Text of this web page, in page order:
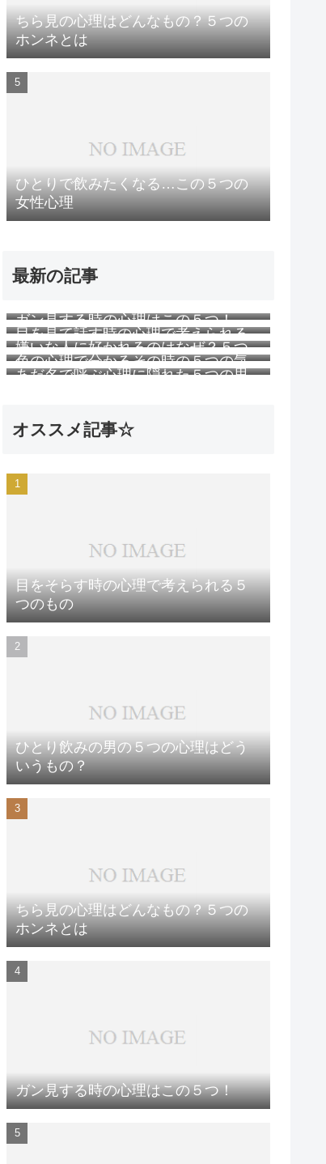
ちら見の心理はどんなもの？５つの
ホンネとは
ひとりで飲みたくなる…この５つの
女性心理
最新の記事
ガン見する時の心理はこの５つ！
目を見て話す時の心理で考えられる
５つのこと
嫌いな人に好かれるのはなぜ？５つ
の理由
色の心理で分かるその時の５つの気
持ち
あだ名で呼ぶ心理に隠れた５つの思
オススメ記事☆
目をそらす時の心理で考えられる５
つのもの
ひとり飲みの男の５つの心理はどう
いうもの？
ちら見の心理はどんなもの？５つの
ホンネとは
ガン見する時の心理はこの５つ！